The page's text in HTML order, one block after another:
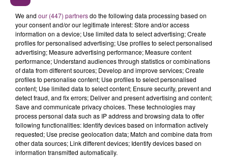
We and our (447) partnersdo the following data processing based on
your consent and/or our legitimate interest: Store and/or access
information on a device; Use limited data to select advertising; Create
profiles for personalised advertising; Use profiles to select personalised
advertising; Measure advertising performance; Measure content
performance; Understand audiences through statistics or combinations
of data from different sources; Develop and improve services; Create
profiles to personalise content; Use profiles to select personalised
content; Use limited data to select content; Ensure security, prevent and
detect fraud, and fix errors; Deliver and present advertising and content;
Save and communicate privacy choices. These technologies may
process personal data such as IP address and browsing data to offer
following functionalities: Identify devices based on information actively
requested; Use precise geolocation data; Match and combine data from
other data sources; Link different devices; Identify devices based on
information transmitted automatically.